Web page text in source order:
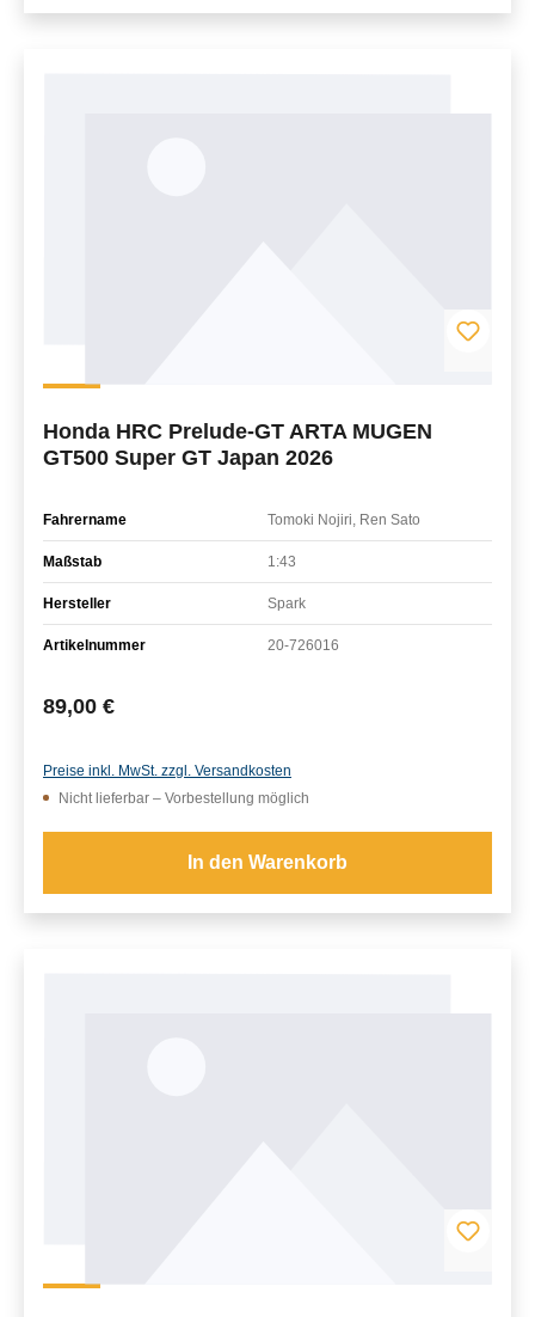
Honda HRC Prelude-GT ARTA MUGEN
GT500 Super GT Japan 2026
Fahrername Tomoki Nojiri, Ren Sato
Maßstab 1:43
Hersteller Spark
Artikelnummer 20-726016
Regulärer Preis:
89,00 €
Preise inkl. MwSt. zzgl. Versandkosten
Nicht lieferbar – Vorbestellung möglich
In den Warenkorb